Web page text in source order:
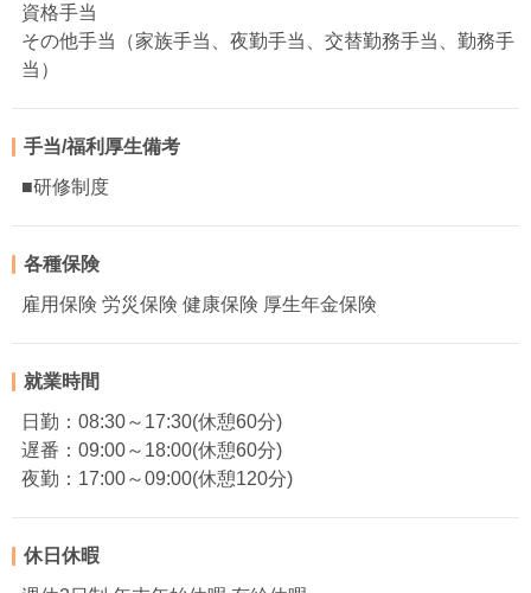
資格手当
その他手当（家族手当、夜勤手当、交替勤務手当、勤務手
当）
手当/福利厚生備考
■研修制度
各種保険
雇用保険 労災保険 健康保険 厚生年金保険
就業時間
日勤：08:30～17:30(休憩60分)
遅番：09:00～18:00(休憩60分)
夜勤：17:00～09:00(休憩120分)
休日休暇